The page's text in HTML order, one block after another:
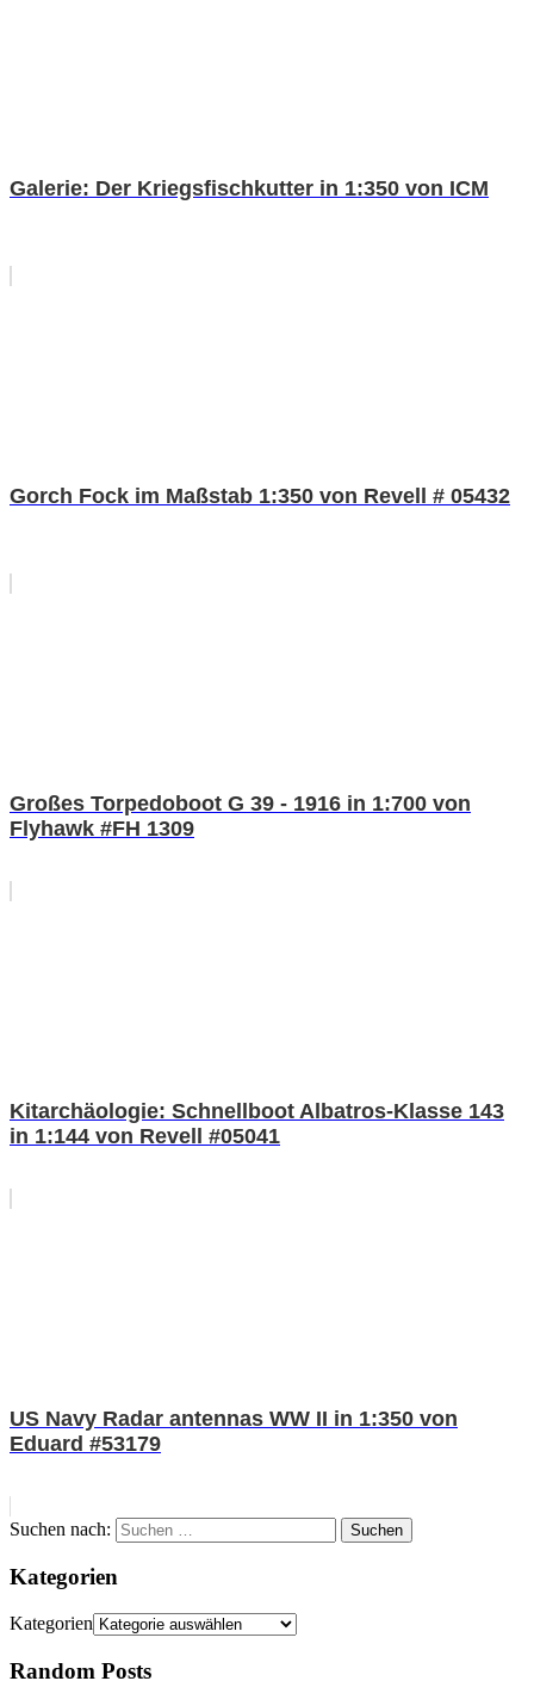
Galerie: Der Kriegsfischkutter in 1:350 von ICM
Gorch Fock im Maßstab 1:350 von Revell # 05432
Großes Torpedoboot G 39 - 1916 in 1:700 von
Flyhawk #FH 1309
Kitarchäologie: Schnellboot Albatros-Klasse 143
in 1:144 von Revell #05041
US Navy Radar antennas WW II in 1:350 von
Eduard #53179
Suchen nach: Suchen
Kategorien
Kategorien
Random Posts